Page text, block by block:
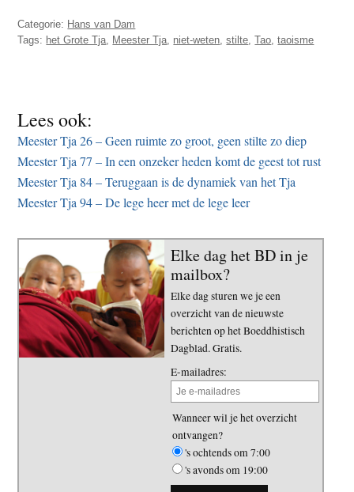
Categorie: Hans van Dam
Tags: het Grote Tja, Meester Tja, niet-weten,stilte,Tao,taoisme
Lees ook:
Meester Tja 26 – Geen ruimte zo groot, geen stilte zo diep
Meester Tja 77 – In een onzeker heden komt de geest tot rust
Meester Tja 84 – Teruggaan is de dynamiek van het Tja
Meester Tja 94 – De lege heer met de lege leer
Elke dag het BD in je
mailbox?
Elke dag sturen we je een
overzicht van de nieuwste
berichten op het Boeddhistisch
Dagblad. Gratis.
E-mailadres:
Wanneer wil je het overzicht
ontvangen?
's ochtends om 7:00
's avonds om 19:00